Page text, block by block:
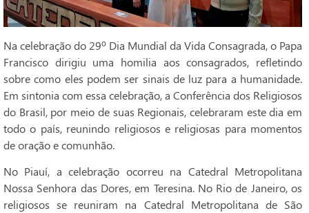
Na celebração do 29º Dia Mundial da Vida Consagrada, o Papa
Francisco dirigiu uma homilia aos consagrados, refletindo
sobre como eles podem ser sinais de luz para a humanidade.
Em sintonia com essa celebração, a Conferência dos Religiosos
do Brasil, por meio de suas Regionais, celebraram este dia em
todo o país, reunindo religiosos e religiosas para momentos
de oração e comunhão.
No Piauí, a celebração ocorreu na Catedral Metropolitana
Nossa Senhora das Dores, em Teresina. No Rio de Janeiro, os
religiosos se reuniram na Catedral Metropolitana de São